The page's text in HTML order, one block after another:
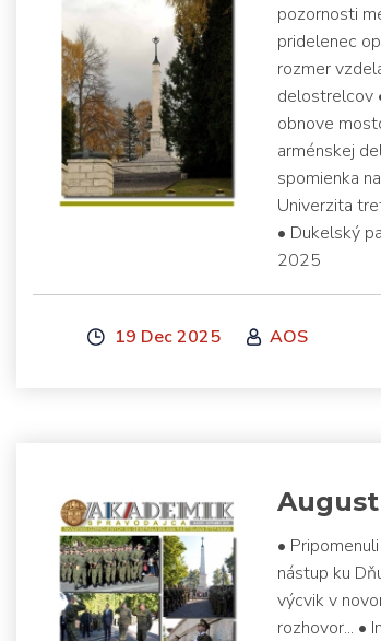
pozornosti
pridelenec
rozmer
delostrelcov
obnove
arménskej
spomienka
Univerzita
• Dukelský
2025
19 Dec 2025 AOS
•
nástup ku
výcvik v
rozhovor... •